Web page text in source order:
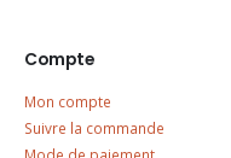
Compte
Mon compte
Suivre la commande
Mode de paiement